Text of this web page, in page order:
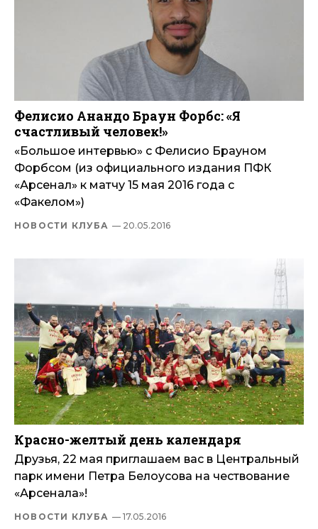
Фелисио Анандо Браун Форбс: «Я
счастливый человек!»
«Большое интервью» с Фелисио Брауном
Форбсом (из официального издания ПФК
«Арсенал» к матчу 15 мая 2016 года с
«Факелом»)
НОВОСТИ КЛУБА — 20.05.2016
Красно-желтый день календаря
Друзья, 22 мая приглашаем вас в Центральный
парк имени Петра Белоусова на чествование
«Арсенала»!
НОВОСТИ КЛУБА — 17.05.2016